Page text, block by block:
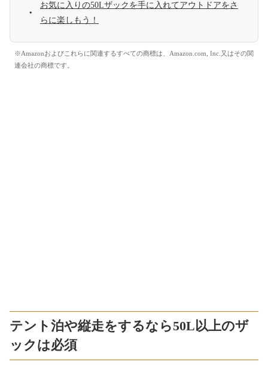
お気に入りの50Lザックを手に入れてアウトドアをさ
らに楽しもう！
※Amazonおよびこれらに関連するすべての商標は、Amazon.com, Inc.又はその関
連会社の商標です。
テント泊や縦走をするなら50L以上のザ
ックは必須